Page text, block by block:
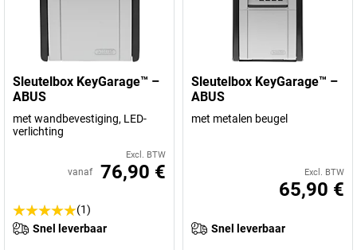
Sleutelbox KeyGarage™ –
ABUS
met wandbevestiging, LED-
verlichting
Excl. BTW
vanaf 76,90 €
(1)
Snel leverbaar
Sleutelbox KeyGarage™ –
ABUS
met metalen beugel
Excl. BTW
65,90 €
Snel leverbaar